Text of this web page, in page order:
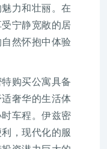
力和壮丽。在
宁静宽敞的居
然怀抱中体验
购买公寓具备
奢华的生活体
车程。伊兹密
，现代化的服